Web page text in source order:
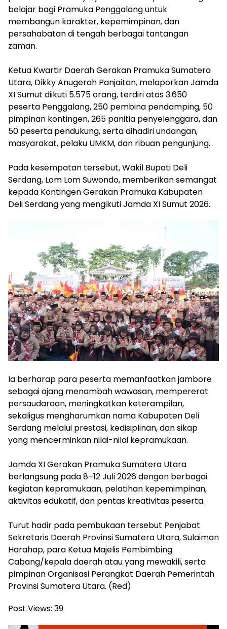
belajar bagi Pramuka Penggalang untuk
membangun karakter, kepemimpinan, dan
persahabatan di tengah berbagai tantangan
zaman.
‎Ketua Kwartir Daerah Gerakan Pramuka Sumatera
Utara, Dikky Anugerah Panjaitan, melaporkan Jamda
XI Sumut diikuti 5.575 orang, terdiri atas 3.650
peserta Penggalang, 250 pembina pendamping, 50
pimpinan kontingen, 265 panitia penyelenggara, dan
50 peserta pendukung, serta dihadiri undangan,
masyarakat, pelaku UMKM, dan ribuan pengunjung.
‎Pada kesempatan tersebut, Wakil Bupati Deli
Serdang, Lom Lom Suwondo, memberikan semangat
kepada Kontingen Gerakan Pramuka Kabupaten
Deli Serdang yang mengikuti Jamda XI Sumut 2026.
‎Ia berharap para peserta memanfaatkan jambore
sebagai ajang menambah wawasan, mempererat
persaudaraan, meningkatkan keterampilan,
sekaligus mengharumkan nama Kabupaten Deli
Serdang melalui prestasi, kedisiplinan, dan sikap
yang mencerminkan nilai-nilai kepramukaan.
‎Jamda XI Gerakan Pramuka Sumatera Utara
berlangsung pada 8–12 Juli 2026 dengan berbagai
kegiatan kepramukaan, pelatihan kepemimpinan,
aktivitas edukatif, dan pentas kreativitas peserta.
‎Turut hadir pada pembukaan tersebut Penjabat
Sekretaris Daerah Provinsi Sumatera Utara, Sulaiman
Harahap, para Ketua Majelis Pembimbing
Cabang/kepala daerah atau yang mewakili, serta
pimpinan Organisasi Perangkat Daerah Pemerintah
Provinsi Sumatera Utara. (Red)
Post Views: 39